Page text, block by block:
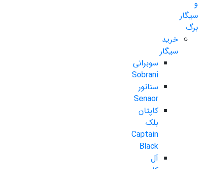
و
سیگار
برگ
خرید
سیگار
سوبرانی
Sobrani
سناتور
Senaor
کاپتان
بلک
Captain
Black
آل